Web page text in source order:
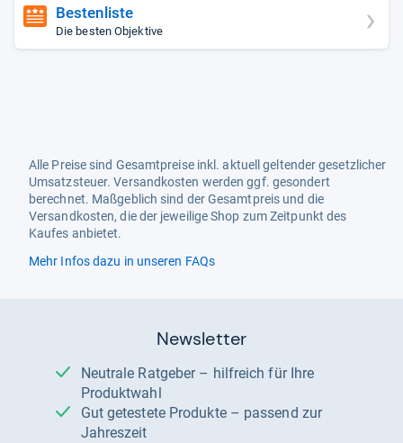
Bestenliste
Die besten Objektive
Alle Preise sind Gesamtpreise inkl. aktuell geltender gesetzlicher
Umsatzsteuer. Versandkosten werden ggf. gesondert
berechnet. Maßgeblich sind der Gesamtpreis und die
Versandkosten, die der jeweilige Shop zum Zeitpunkt des
Kaufes anbietet.
Mehr Infos dazu in unseren FAQs
Newsletter
Neutrale Ratgeber – hilfreich für Ihre
Produktwahl
Gut getestete Produkte – passend zur
Jahreszeit